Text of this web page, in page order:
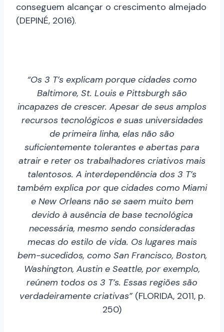
conseguem alcançar o crescimento almejado
(DEPINÉ, 2016).
“Os 3 T’s explicam porque cidades como
Baltimore, St. Louis e Pittsburgh são
incapazes de crescer. Apesar de seus amplos
recursos tecnológicos e suas universidades
de primeira linha, elas não são
suficientemente tolerantes e abertas para
atrair e reter os trabalhadores criativos mais
talentosos. A interdependência dos 3 T’s
também explica por que cidades como Miami
e New Orleans não se saem muito bem
devido à ausência de base tecnológica
necessária, mesmo sendo consideradas
mecas do estilo de vida. Os lugares mais
bem-sucedidos, como San Francisco, Boston,
Washington, Austin e Seattle, por exemplo,
reúnem todos os 3 T’s. Essas regiões são
verdadeiramente criativas” (FLORIDA, 2011, p.
250)